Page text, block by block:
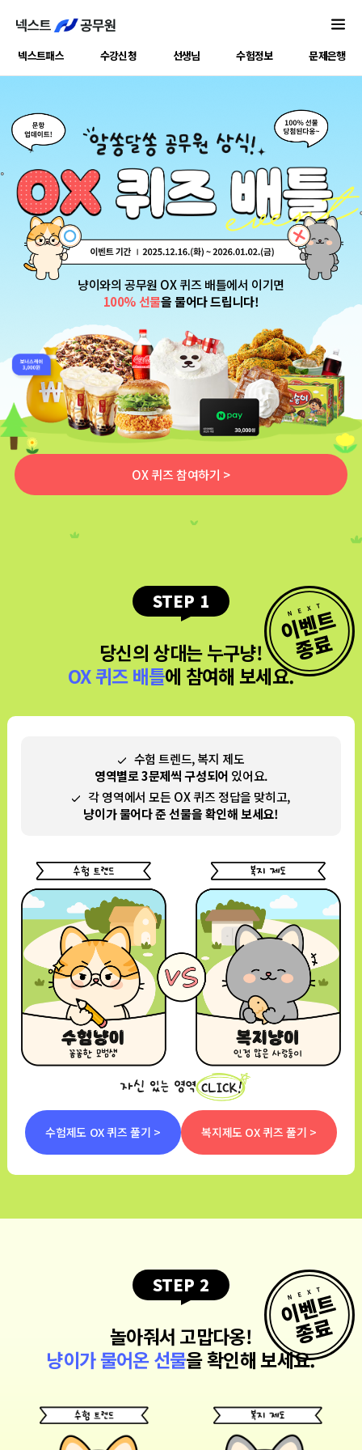
넥스트패스 수강신청 선생님 수험정보 문제은행
냥이와의 공무원 OX 퀴즈 배틀에서 이기면
100% 선물을 물어다 드립니다!
OX 퀴즈 참여하기 >
STEP 1
당신의 상대는 누구냥!
OX 퀴즈 배틀에 참여해 보세요.
수험 트렌드, 복지 제도
영역별로 3문제씩 구성되어 있어요.
각 영역에서 모든 OX 퀴즈 정답을 맞히고,
냥이가 물어다 준 선물을 확인해 보세요!
수험제도 OX 퀴즈 풀기 > 복지제도 OX 퀴즈 풀기 >
STEP 2
놀아줘서 고맙다옹!
냥이가 물어온 선물을 확인해 보세요.